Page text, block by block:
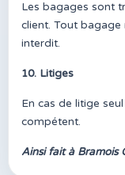
Les bagages sont
client. Tout
interdit.
10. Litiges
En cas de litige
compétent.
Ainsi fait à Bramois